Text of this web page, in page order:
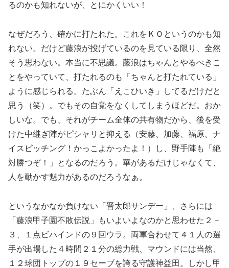
るのかも知れないが、とにかくいい！
なぜだろう、確かに打たれた。これをＫＯというのかも知
れない。だけど藤浪が投げているのを見ている限り、全然
そう思わない。本当に不思議。藤浪はちゃんとやるべきこ
とをやっていて、打たれるのも「ちゃんと打たれている」
ように感じられる。たぶん「えこひいき」してるだけだと
思う（笑）。でもその自覚をなくしてしまうほどだ。おか
しいな。でも、それがチーム全体の共有物だから、後を受
けた中継ぎ陣がピシャリと抑える（安藤、加藤、福原、ナ
イスピッチング！かっこよかったよ！）し、野手陣も「絶
対勝つぞ！」となるのだろう。華があるだけじゃなくて、
人を動かす魅力があるのだろうなぁ。
というなかなか負けない「晋太郎サンデー」、さらには
「藤浪甲子園不敗伝説」もいよいよなのかと思わせた２－
３、１点ビハインドの９回ウラ。両軍合わせて４１人の選
手が出場した４時間２１分の総力戦、マウンドには当然、
１２球団トップの１９セーブを誇る守護神益田。しかし甲